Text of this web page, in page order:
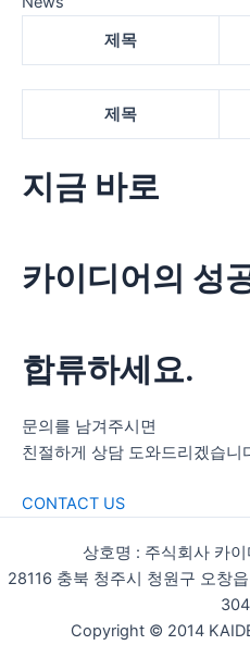
제목
제목
지금 바로
카이디어의 성
합류하세요.
문의를 남겨주시면
친절하게 상담 도와드리겠습니
CONTACT US
상호명 : 주식회사 카
28116 충북 청주시 청원구 오창
Copyright © 2014